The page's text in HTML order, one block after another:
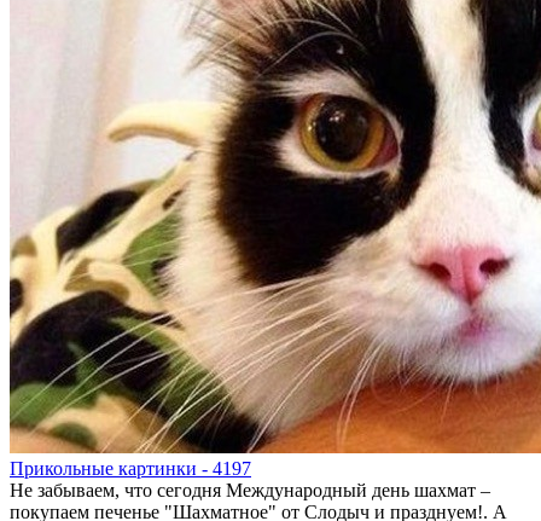
Прикольные картинки - 4197
Не забываем, что сегодня Международный день шахмат –
покупаем печенье "Шахматное" от Слодыч и празднуем!. А